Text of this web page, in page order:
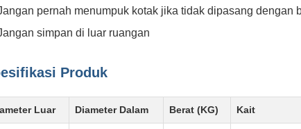
pernah menumpuk kotak jika tidak dipasang dengan
simpan di luar ruangan
Produk
Luar Diameter Dalam Berat (KG) Kait